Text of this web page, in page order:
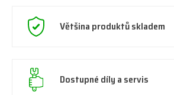
Většina produktů skladem
Dostupné díly a servis